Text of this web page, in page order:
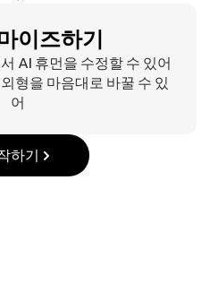
이즈하기
AI 휴먼을 수정할 수 있어
형을 마음대로 바꿀 수 있
어
하기